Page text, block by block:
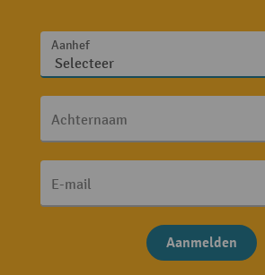
Aanhef
Achternaam
E-mail
Aanmelden